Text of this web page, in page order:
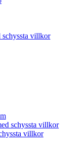
villkor
schyssta villkor
villkor